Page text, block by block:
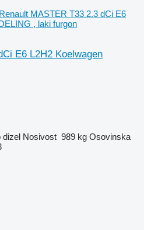
Renault MASTER T33 2.3 dCi E6
, laki furgon
E6 L2H2 Koelwagen
dizel Nosivost 989 kg Osovinska